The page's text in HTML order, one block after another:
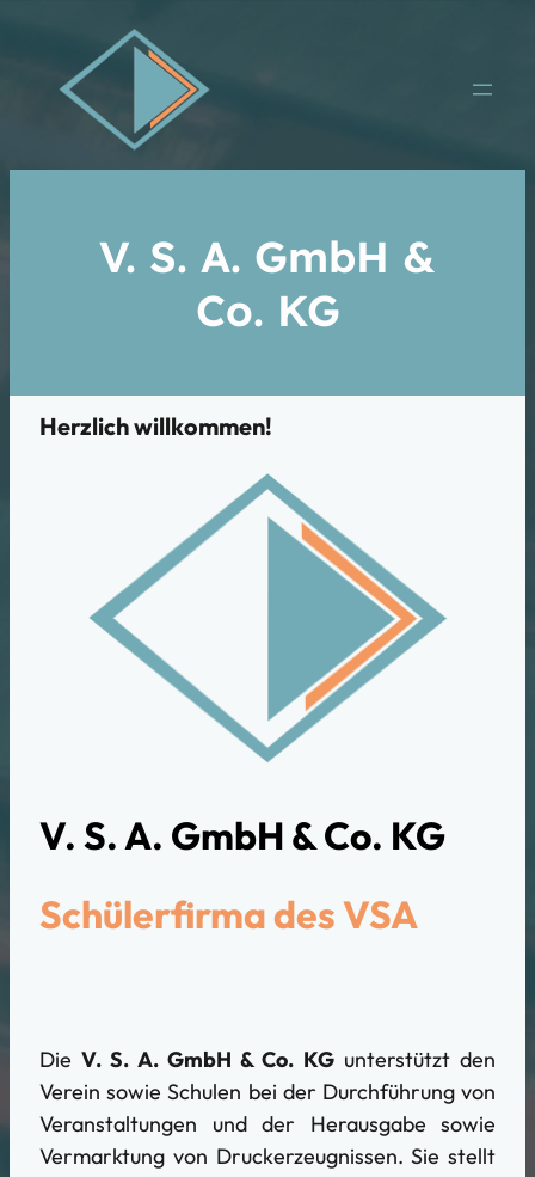
V. S. A. GmbH &
Co. KG
Herzlich willkommen!
V. S. A. GmbH & Co. KG
Schülerfirma des VSA
DieV. S. A. GmbH & Co. KGunterstützt den
Verein sowie Schulen bei der Durchführung von
Veranstaltungen und der Herausgabe sowie
Vermarktung von Druckerzeugnissen. Sie stellt